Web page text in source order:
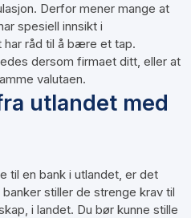
. Derfor mener mange at
spesiell innsikt i
har råd til å bære et tap.
dersom firmaet ditt, eller at
valutaen.
utlandet med
til en bank i utlandet, er det
stiller de strenge krav til
i landet. Du bør kunne stille